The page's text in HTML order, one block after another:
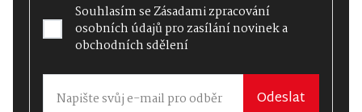
Souhlasím seZásadami zpracování
osobních údajůpro zasílání novinek a
obchodních sdělení
Odeslat